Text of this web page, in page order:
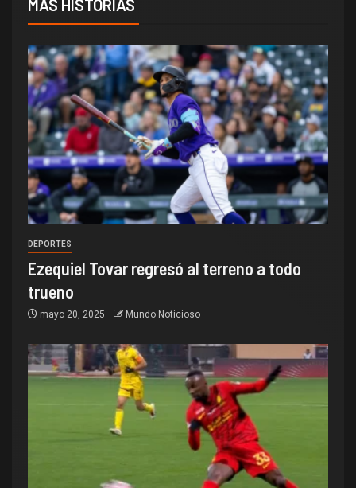
MÁS HISTORIAS
DEPORTES
Ezequiel Tovar regresó al terreno a todo
trueno
mayo 20, 2025 Mundo Noticioso